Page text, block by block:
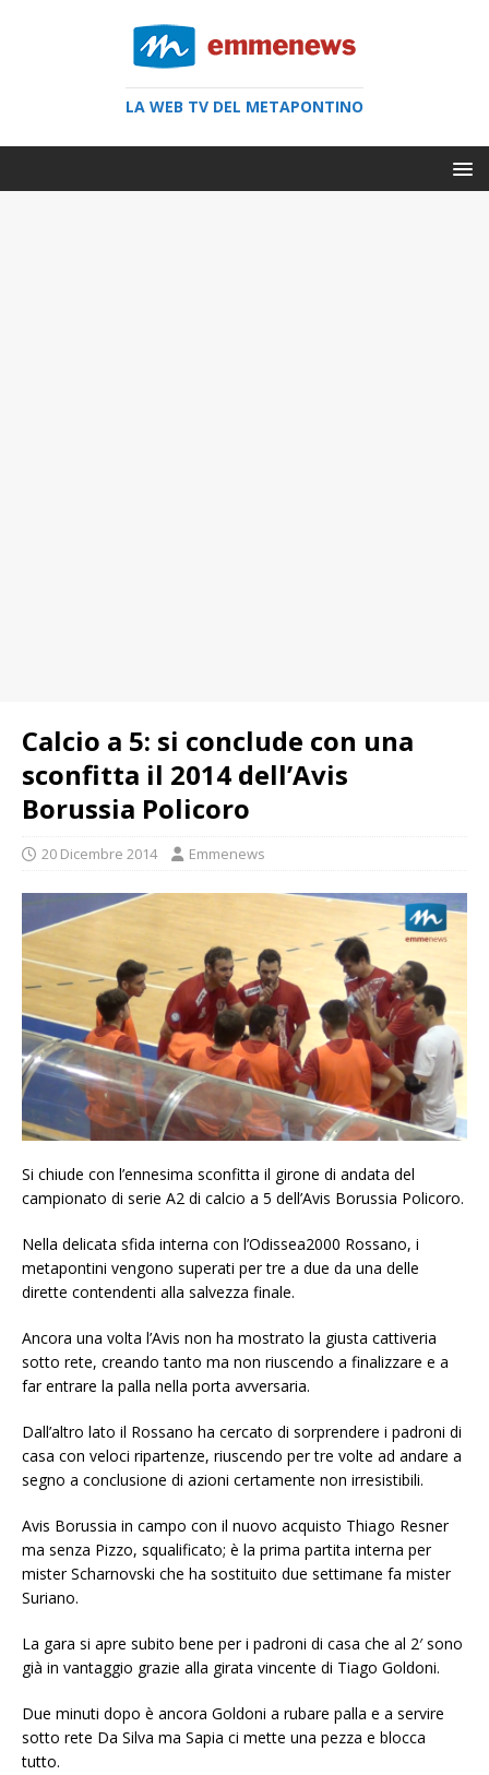
LA WEB TV DEL METAPONTINO
Calcio a 5: si conclude con una
sconfitta il 2014 dell’Avis
Borussia Policoro
20 Dicembre 2014 Emmenews
Si chiude con l’ennesima sconfitta il girone di andata del
campionato di serie A2 di calcio a 5 dell’Avis Borussia Policoro.
Nella delicata sfida interna con l’Odissea2000 Rossano, i
metapontini vengono superati per tre a due da una delle
dirette contendenti alla salvezza finale.
Ancora una volta l’Avis non ha mostrato la giusta cattiveria
sotto rete, creando tanto ma non riuscendo a finalizzare e a
far entrare la palla nella porta avversaria.
Dall’altro lato il Rossano ha cercato di sorprendere i padroni di
casa con veloci ripartenze, riuscendo per tre volte ad andare a
segno a conclusione di azioni certamente non irresistibili.
Avis Borussia in campo con il nuovo acquisto Thiago Resner
ma senza Pizzo, squalificato; è la prima partita interna per
mister Scharnovski che ha sostituito due settimane fa mister
Suriano.
La gara si apre subito bene per i padroni di casa che al 2′ sono
già in vantaggio grazie alla girata vincente di Tiago Goldoni.
Due minuti dopo è ancora Goldoni a rubare palla e a servire
sotto rete Da Silva ma Sapia ci mette una pezza e blocca
tutto.